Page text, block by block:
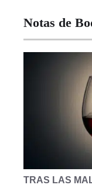
Notas de
TRAS LAS